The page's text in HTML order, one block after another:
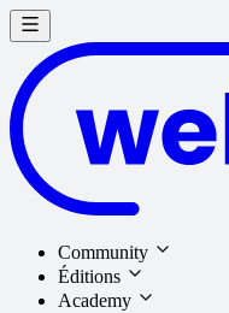
Community
Éditions
Academy